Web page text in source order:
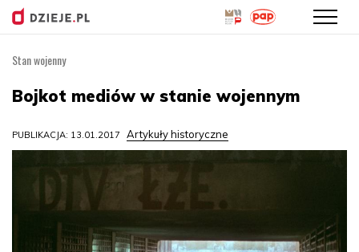
treści
Stan wojenny
Bojkot mediów w stanie wojennym
PUBLIKACJA: 13.01.2017 Artykuły historyczne